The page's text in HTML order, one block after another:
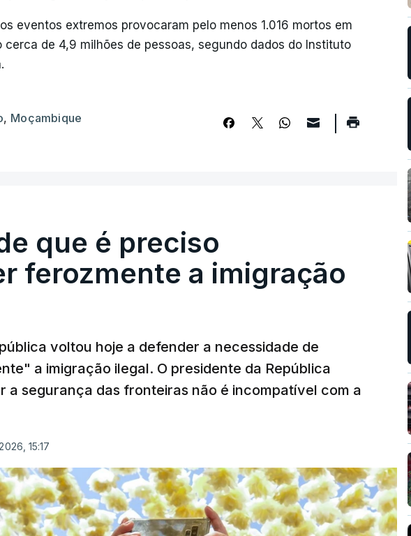
eventos extremos provocaram pelo menos 1.016 mortos em
cerca de 4,9 milhões de pessoas, segundo dados do Instituto
, Moçambique
que é preciso
ferozmente a imigração
voltou hoje a defender a necessidade de
a imigração ilegal. O presidente da República
a segurança das fronteiras não é incompatível com a
15:17